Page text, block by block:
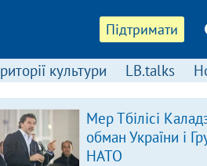
Підтримати
культури LB.talks
Мер Тбілісі
обман України і
НАТО